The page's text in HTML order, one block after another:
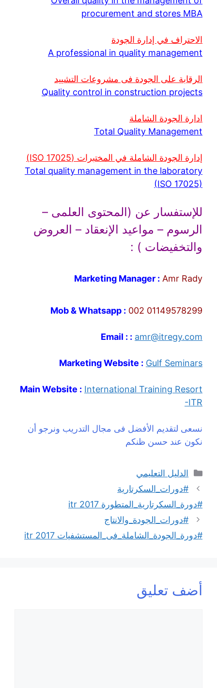
procurement and stores MBA
الاحتراف في إدارة الجودة
A professional in quality management
الرقابة على الجودة فى مشروعات التشييد
Quality control in construction projects
ادارة الجودة الشاملة
Total Quality Management
إدارة الجودة الشاملة في المختبرات (ISO 17025)
Total quality management in the laboratory
(ISO 17025)
للإستفسار عن (المحتوى العلمى –
الرسوم – مواعيد الإنعقاد – العروض
والتخفيضات ) :
Marketing Manager : Amr Rady
Mob & Whatsapp : 002 01149578299
Email : : amr@itregy.com
Marketing Website : Gulf Seminars
Main Website : International Training Resort
-ITR
نسعى لتقديم الأفضل فى مجال التدريب ونرجو أن
نكون عند حسن ظنكم
التصنيفات
الدليل التعليمي
#دورات_السكرتارية
#دورة_السكرتارية_المتطورة 2017 itr
#دورات_الجودة_والانتاج
#دورة_الجودة_الشاملة_فى_المستشفيات 2017 itr
أضف تعليق